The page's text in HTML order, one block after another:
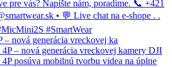
– nová generácia vreckovej ka